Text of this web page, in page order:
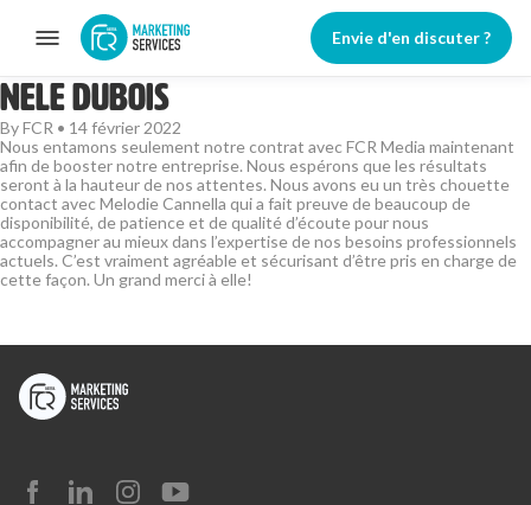
Envie d'en discuter ?
Nele Dubois
ByFCR • 14 février 2022
Nous entamons seulement notre contrat avec FCR Media maintenant
afin de booster notre entreprise. Nous espérons que les résultats
seront à la hauteur de nos attentes. Nous avons eu un très chouette
contact avec Melodie Cannella qui a fait preuve de beaucoup de
disponibilité, de patience et de qualité d’écoute pour nous
accompagner au mieux dans l’expertise de nos besoins professionnels
actuels. C’est vraiment agréable et sécurisant d’être pris en charge de
cette façon. Un grand merci à elle!